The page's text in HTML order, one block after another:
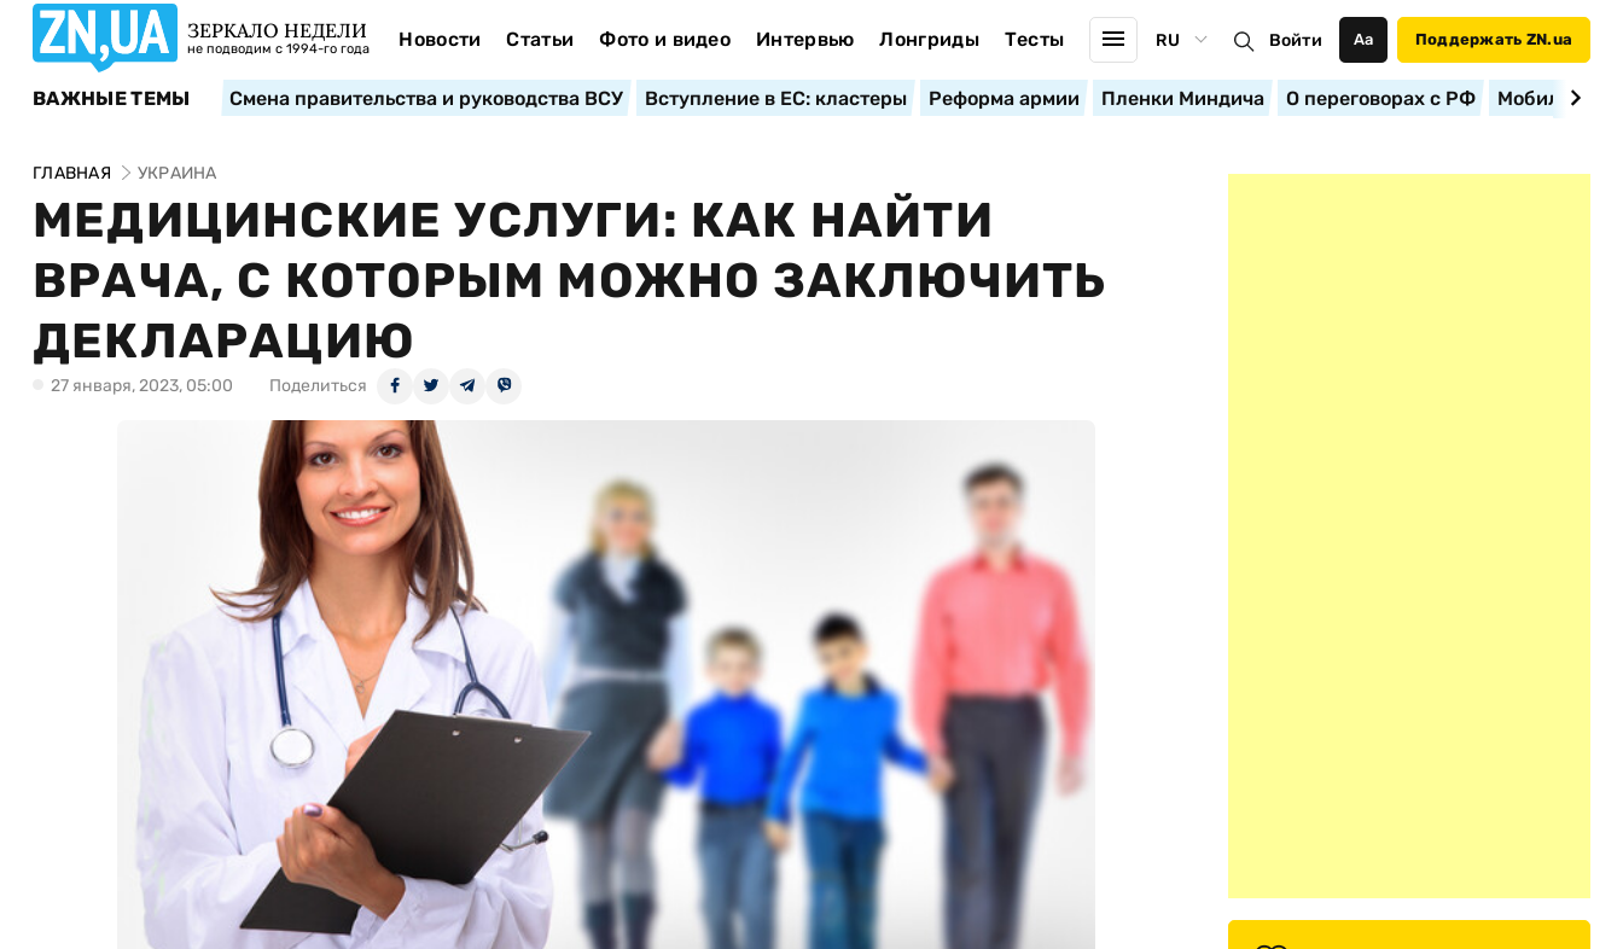
ЗЕРКАЛО НЕДЕЛИ
не подводим с 1994-го года Новости Статьи Фото и видео Интервью Лонгриды Тесты RU Войти Аа Поддержать ZN.ua
ВАЖНЫЕ ТЕМЫ Смена правительства и руководства ВСУ Вступление в ЕС: кластеры Реформа армии Пленки Миндича О переговорах с РФ
ГЛАВНАЯ УКРАИНА
МЕДИЦИНСКИЕ УСЛУГИ: КАК НАЙТИ
ВРАЧА, С КОТОРЫМ МОЖНО ЗАКЛЮЧИТЬ
ДЕКЛАРАЦИЮ
27 января, 2023, 05:00 Поделиться